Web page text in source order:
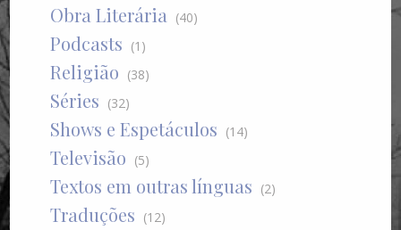
Obra Literária (40)
Podcasts (1)
Religião (38)
Séries (32)
Shows e Espetáculos (14)
Televisão (5)
Textos em outras línguas (2)
Traduções (12)